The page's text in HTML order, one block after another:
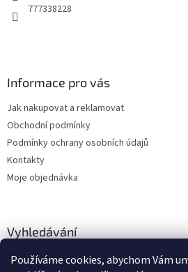
Používáme cookies, abychom Vám
777338228
Informace pro vás
Jak nakupovat a reklamovat
Obchodní podmínky
Podmínky ochrany osobních údajů
Kontakty
Moje objednávka
Vyhledávání
HLEDAT